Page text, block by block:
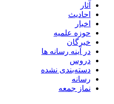
آثار
احادیث
اخبار
حوزه علمیه
خبرگان
در آینه رسانه ها
دروس
دسته‌بندی نشده
رسانه
نماز جمعه